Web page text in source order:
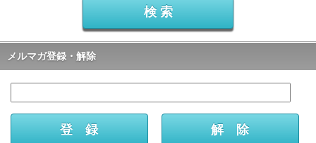
メルマガ登録・解除